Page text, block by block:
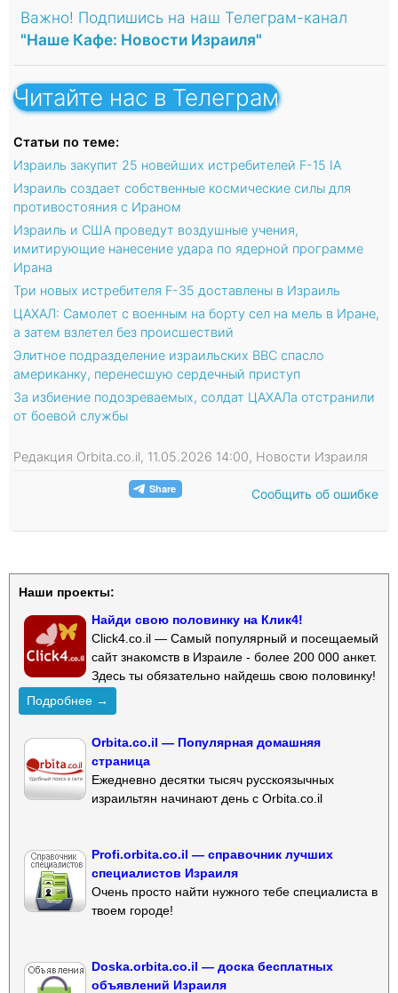
Важно! Подпишись на наш Телеграм-канал
"Наше Кафе: Новости Израиля"
Читайте нас в Телеграм
Статьи по теме:
Израиль закупит 25 новейших истребителей F-15 IA
Израиль создает собственные космические силы для
противостояния с Ираном
Израиль и США проведут воздушные учения,
имитирующие нанесение удара по ядерной программе
Ирана
Три новых истребителя F-35 доставлены в Израиль
ЦАХАЛ: Самолет с военным на борту сел на мель в Иране,
а затем взлетел без происшествий
Элитное подразделение израильских ВВС спасло
американку, перенесшую сердечный приступ
За избиение подозреваемых, солдат ЦАХАЛа отстранили
от боевой службы
Редакция Orbita.co.il, 11.05.2026 14:00, Новости Израиля
Сообщить об ошибке
Наши проекты:
Найди свою половинку на Клик4!
Click4.co.il — Самый популярный и посещаемый
сайт знакомств в Израиле - более 200 000 анкет.
Здесь ты обязательно найдешь свою половинку!
Подробнее →
Orbita.co.il — Популярная домашняя
страница
Ежедневно десятки тысяч русскоязычных
израильтян начинают день с Orbita.co.il
Profi.orbita.co.il — справочник лучших
специалистов Израиля
Очень просто найти нужного тебе специалиста в
твоем городе!
Doska.orbita.co.il — доска бесплатных
объявлений Израиля